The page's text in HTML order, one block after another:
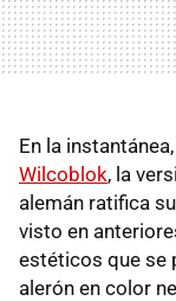
En la
Wilcoblok, la
alemán ratifica
visto en
estéticos que se
alerón en color